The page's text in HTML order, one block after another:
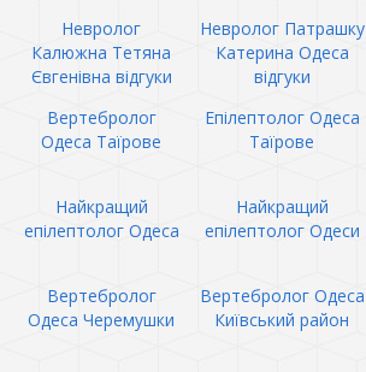
Невролог
Калюжна Тетяна
Євгенівна відгуки
Невролог Патрашку
Катерина Одеса
відгуки
Вертебролог
Одеса Таїрове
Епілептолог Одеса
Таїрове
Найкращий
епілептолог Одеса
Найкращий
епілептолог Одеси
Вертебролог
Одеса Черемушки
Вертебролог Одеса
Київський район